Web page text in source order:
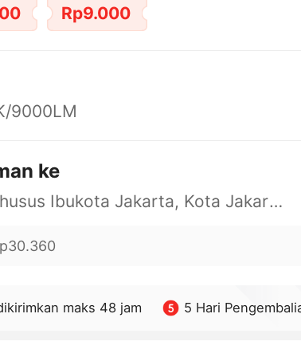
Rp9.000
9000LM
ke
Daerah Khusus Ibukota Jakarta, Kota Jakarta Barat, Cengkareng, yy
maks 48 jam 5 Hari